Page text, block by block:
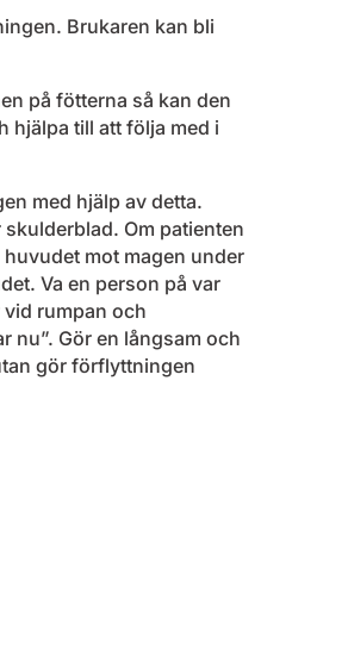
Brukaren kan bli
på fötterna så kan den
hjälpa till att följa med i
med hjälp av detta.
Om patienten
mot magen under
Va en person på var
vid rumpan och
nu”. Gör en långsam och
gör förflyttningen